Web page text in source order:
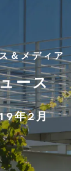
＆メディア
ース
年2月